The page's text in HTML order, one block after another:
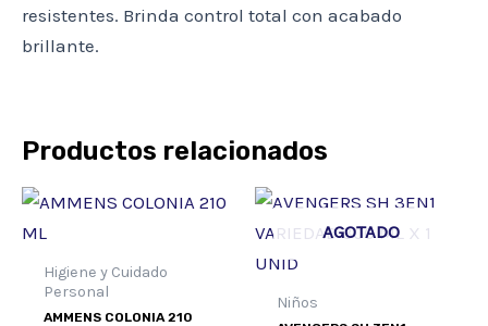
resistentes. Brinda control total con acabado
brillante.
Productos relacionados
Higiene y Cuidado
Personal
AMMENS COLONIA 210
AGOTADO
Niños